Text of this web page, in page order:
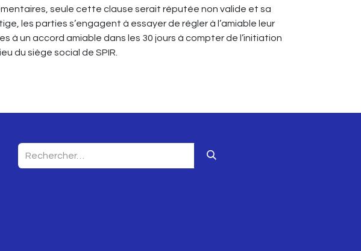
seule cette clause serait réputée non valide et sa
les parties s’engagent à essayer de régler à l’amiable leur
un accord amiable dans les 30 jours à compter de l’initiation
du siège social de SPIR.